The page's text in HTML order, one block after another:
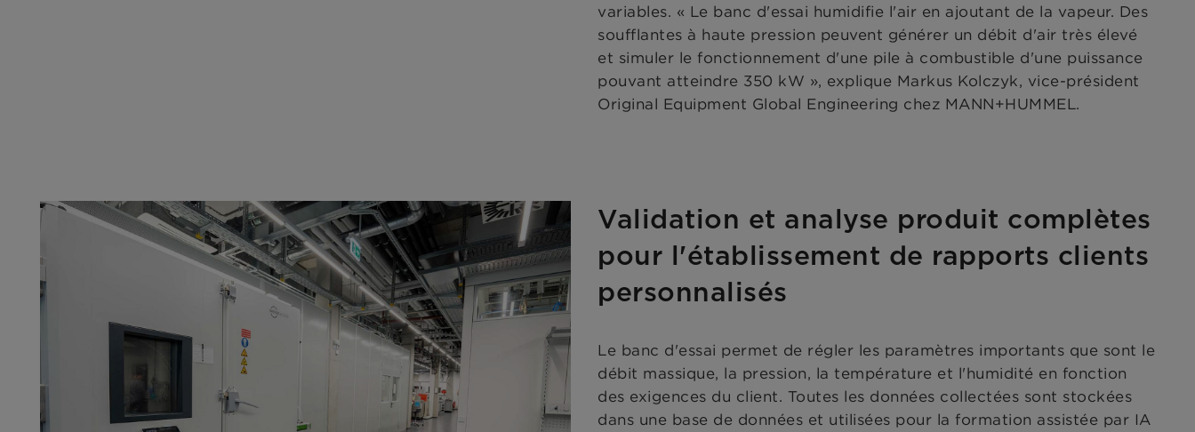
variables. « Le banc d'essai humidifie l'air en ajoutant de la vapeur. Des
soufflantes à haute pression peuvent générer un débit d'air très élevé
et simuler le fonctionnement d'une pile à combustible d'une puissance
pouvant atteindre 350 kW », explique Markus Kolczyk, vice-président
Original Equipment Global Engineering chez MANN+HUMMEL.
Validation et analyse produit complètes
pour l'établissement de rapports clients
personnalisés
Le banc d'essai permet de régler les paramètres importants que sont le
débit massique, la pression, la température et l'humidité en fonction
des exigences du client. Toutes les données collectées sont stockées
dans une base de données et utilisées pour la formation assistée par IA